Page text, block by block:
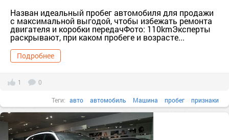
Назван идеальный пробег автомобиля для продажи
с максимальной выгодой, чтобы избежать ремонта
двигателя и коробки передачФото: 110kmЭксперты
раскрывают, при каком пробеге и возрасте...
Подробнее
1 0
Теги: авто автомобиль Машина пробег признаки
покупка авто